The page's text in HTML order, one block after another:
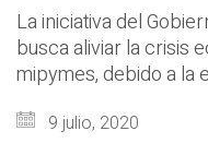
La iniciativa del
busca aliviar la crisis
mipymes, debido a la
9 julio, 2020